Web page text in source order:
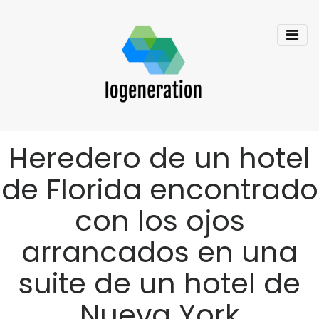
Heredero de un hotel
de Florida encontrado
con los ojos
arrancados en una
suite de un hotel de